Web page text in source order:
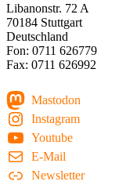
Libanonstr. 72 A
70184 Stuttgart
Deutschland
Fon: 0711 626779
Fax: 0711 626992
Mastodon
Instagram
Youtube
E-Mail
Newsletter